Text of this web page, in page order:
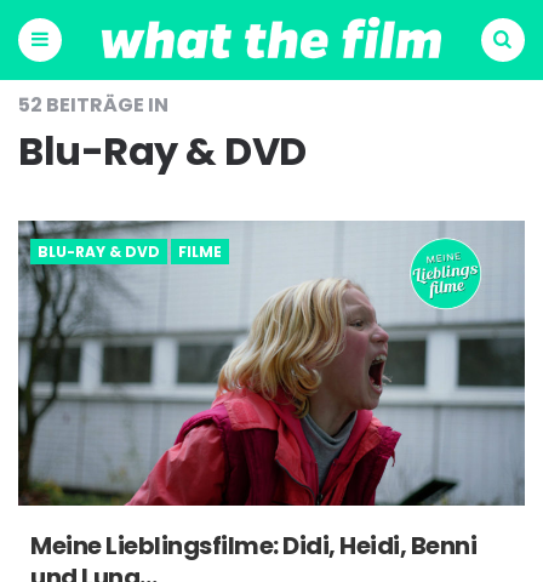
Menu
Suchen
52 BEITRÄGE IN
Blu-Ray & DVD
BLU-RAY & DVD FILME
Meine Lieblingsfilme: Didi, Heidi, Benni